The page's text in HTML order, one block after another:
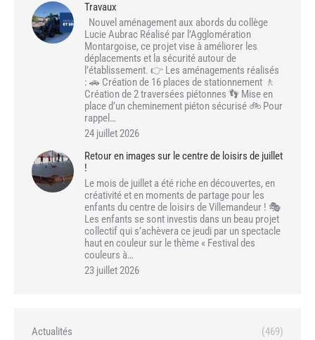
Travaux
Nouvel aménagement aux abords du collège
Lucie Aubrac Réalisé par l’Agglomération
Montargoise, ce projet vise à améliorer les
déplacements et la sécurité autour de
l’établissement. 👉 Les aménagements réalisés
: 🚗 Création de 16 places de stationnement 🚶
Création de 2 traversées piétonnes 👣 Mise en
place d’un cheminement piéton sécurisé 🚲 Pour
rappel…
24 juillet 2026
Retour en images sur le centre de loisirs de juillet
!
Le mois de juillet a été riche en découvertes, en
créativité et en moments de partage pour les
enfants du centre de loisirs de Villemandeur ! 🎭
Les enfants se sont investis dans un beau projet
collectif qui s’achèvera ce jeudi par un spectacle
haut en couleur sur le thème « Festival des
couleurs à…
23 juillet 2026
Actualités
(469)